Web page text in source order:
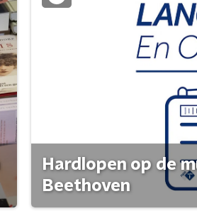
Hardlopen op de
Beethoven